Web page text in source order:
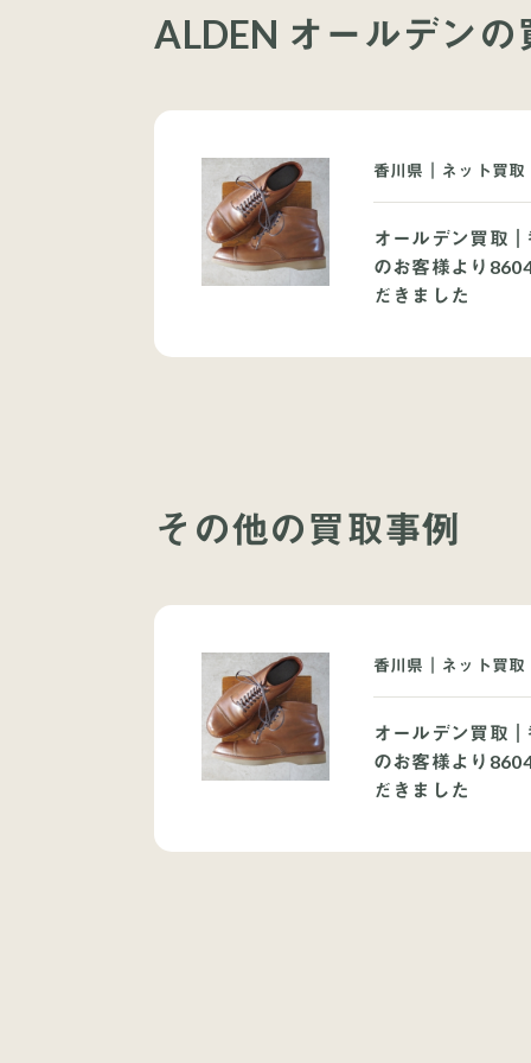
ALDEN オールデンの
香川県｜ネット買
オールデン買取
のお客様より
だきました
その他の買取事例
香川県｜ネット買
オールデン買取
のお客様より
だきました